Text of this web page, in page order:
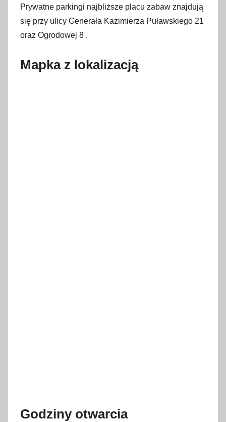
Prywatne parkingi najbliższe placu zabaw znajdują
się przy ulicy Generała Kazimierza Puławskiego 21
oraz Ogrodowej 8 .
Mapka z lokalizacją
Godziny otwarcia